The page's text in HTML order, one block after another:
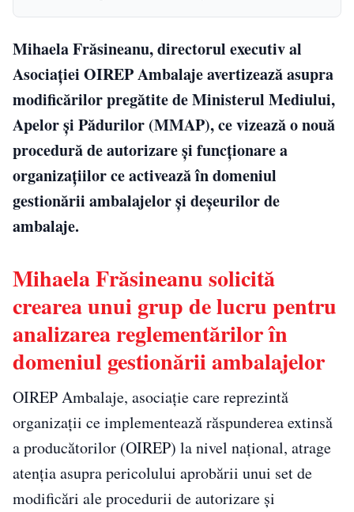
Mihaela Frăsineanu, directorul executiv al
Asociației OIREP Ambalaje avertizează asupra
modificărilor pregătite de Ministerul Mediului,
Apelor şi Pădurilor (MMAP), ce vizează o nouă
procedură de autorizare şi funcţionare a
organizaţiilor ce activează în domeniul
gestionării ambalajelor şi deşeurilor de
ambalaje.
Mihaela Frăsineanu solicită
crearea unui grup de lucru pentru
analizarea reglementărilor în
domeniul gestionării ambalajelor
OIREP Ambalaje, asociație care reprezintă
organizații ce implementează răspunderea extinsă
a producătorilor (OIREP) la nivel național, atrage
atenția asupra pericolului aprobării unui set de
modificări ale procedurii de autorizare și